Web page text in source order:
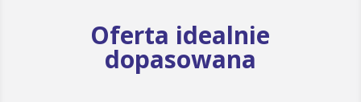
Oferta idealnie
dopasowana